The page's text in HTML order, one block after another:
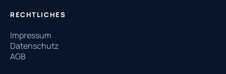
RECHTLICHES
Impressum
Datenschutz
AGB